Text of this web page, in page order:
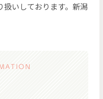
扱いしております。新潟